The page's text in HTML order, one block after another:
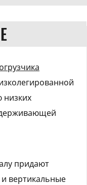
низких
придают
вертикальные